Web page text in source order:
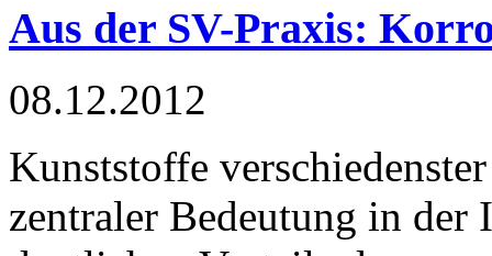
Aus der SV-Praxis:
08.12.2012
Kunststoffe
zentraler Bedeutung in